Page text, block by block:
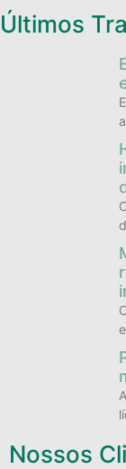
Últimos
Nossos